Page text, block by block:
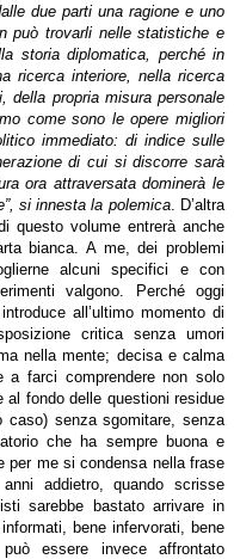
due parti una ragione e uno
può trovarli nelle statistiche e
storia diplomatica, perché in
ricerca interiore, nella ricerca
della propria misura personale
come sono le opere migliori
immediato: di indice sulle
di cui si discorre sarà
ora attraversata dominerà le
si innesta la polemica. D’altra
questo volume entrerà anche
bianca. A me, dei problemi
alcuni specifici e con
valgono. Perché oggi
all’ultimo momento di
critica senza umori
nella mente; decisa e calma
a farci comprendere non solo
fondo delle questioni residue
caso) senza sgomitare, senza
che ha sempre buona e
per me si condensa nella frase
addietro, quando scrisse
sarebbe bastato arrivare in
bene infervorati, bene
essere invece affrontato